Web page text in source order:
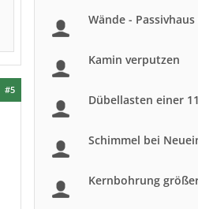
#5
Wände -
Kamin verputzen
Dübellasten einer
Schimmel bei
Kernbohrung